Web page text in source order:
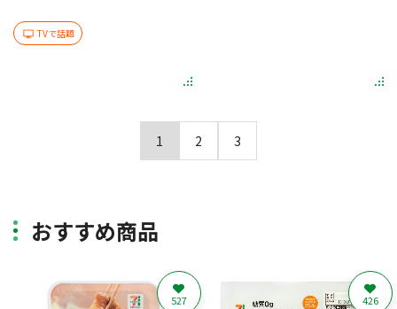
TVで話題
1 2 3
おすすめ商品
527 426